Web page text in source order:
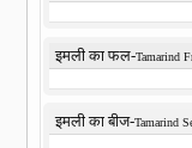
इमली का फल-Tamarind
इमली का बीज-Tamarind